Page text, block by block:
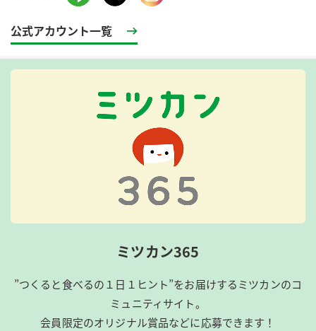
公式アカウント一覧
ミツカン365
”つくると食べるの１日１ヒント”をお届けするミツカンのコ
ミュニティサイト。
会員限定のオリジナル賞品などに応募できます！